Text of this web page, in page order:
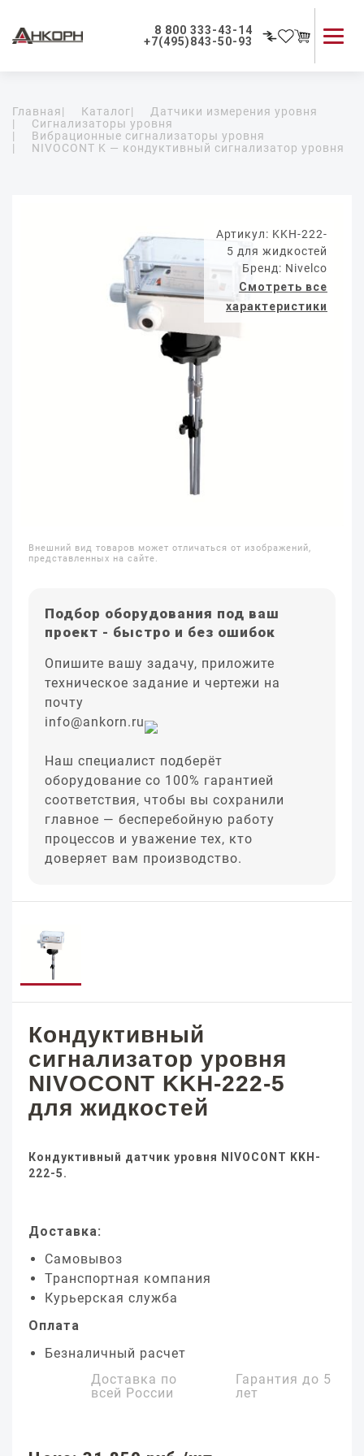
8 800 333-43-14
+7(495)843-50-93
Применение приборов
Главная| Каталог|
Датчики измерения уровня
|
Сигнализаторы уровня
|
Вибрационные сигнализаторы уровня
|
NIVOCONT K — кондуктивный сигнализатор уровня
Артикул: KKH-222-
5 для жидкостей
Бренд: Nivelco
Смотреть все
характеристики
Внешний вид товаров может отличаться от изображений,
представленных на сайте.
Подбор оборудования под ваш
проект - быстро и без ошибок
Опишите вашу задачу, приложите
техническое задание и чертежи на
почту
info@ankorn.ru
Наш специалист подберёт
оборудование со 100% гарантией
соответствия, чтобы вы сохранили
главное — бесперебойную работу
процессов и уважение тех, кто
доверяет вам производство.
Кондуктивный
сигнализатор уровня
NIVOCONT KKH-222-5
для жидкостей
Кондуктивный датчик уровня NIVOCONT KKH-
222-5.
Доставка:
Самовывоз
Транспортная компания
Курьерская служба
Оплата
Безналичный расчет
Доставка по
всей России
Гарантия до 5
лет